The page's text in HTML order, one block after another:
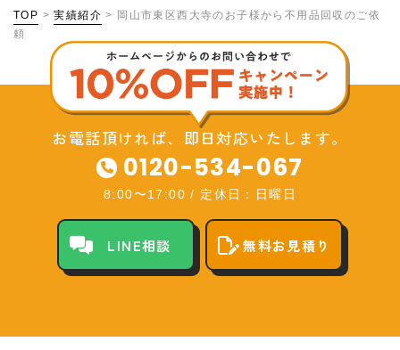
TOP >実績紹介 > 岡山市東区西大寺のお子様から不用品回収のご依
頼
お電話頂ければ、即日対応いたします。
0120-534-067
8:00〜17:00 / 定休日：日曜日
LINE相談 無料お見積り